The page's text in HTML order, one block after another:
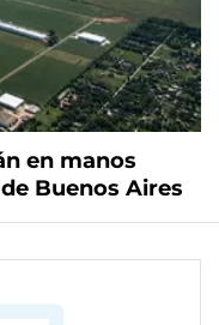
en manos
Buenos Aires